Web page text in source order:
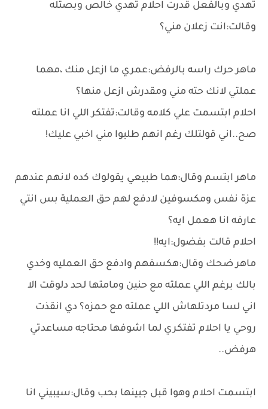
تهدي وبالفعل قدرت احلام تهدي خالص وبصتله
وقالت:انت زعلان مني؟
ماهر حرك راسه بالرفض:عمري ما ازعل منك ،مهما
عملتي لانك حته مني ومقدرش ازعل منها؟
احلام ابتسمت علي كلامه وقالت:تفتكر اللي انا عملته
صح..اني قولتلك رغم انهم طلبوا مني اخبي عليك!
ماهر ابتسم وقال:هما طبيعي يقولوك كده لانهم عندهم
عزة نفس ومكسوفين لادفع لهم حق العملية بس انتي
عارفه انا هعمل ايه؟
احلام قالت بفضول:ايه!!
ماهر ضحك وقال:هكسفهم وادفع حق العمليه وخدي
بالك برغم اللي عملته مع حنين ومامتها لحد دلوقت الا
اني لسا مردتلهاش اللي عملته مع حمزه؟ دي انقذت
روحي يا احلام تفتكري لما اشوفها محتاجه مساعدتي
هرفض..
ابتسمت احلام وهوا قبل جبينها بحب وقال:سيبيني انا